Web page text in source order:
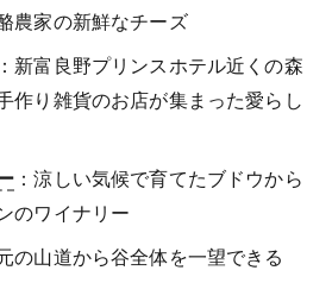
農家の新鮮なチーズ
：新富良野プリンスホテル近くの森
作り雑貨のお店が集まった愛らし
：涼しい気候で育てたブドウから
のワイナリー
の山道から谷全体を一望できる